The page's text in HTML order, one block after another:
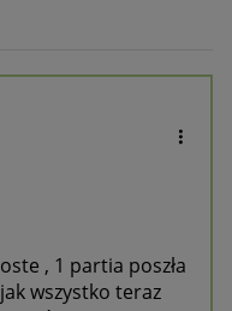
, 1 partia poszła
wszystko teraz